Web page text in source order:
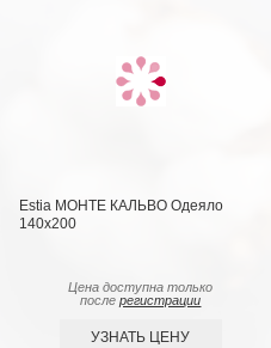
Estia МОНТЕ КАЛЬВО Одеяло
140х200
Цена доступна только
послерегистрации
УЗНАТЬ ЦЕНУ